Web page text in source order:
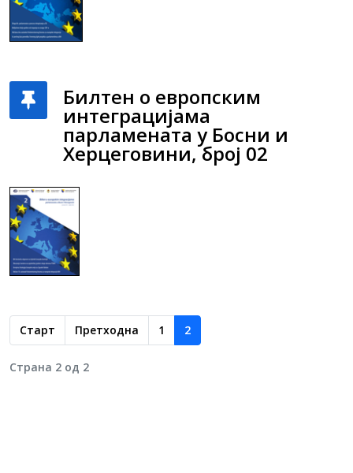
Билтен о европским
интеграцијама
парламената у Босни и
Херцеговини, број 02
Старт Претходна 1 2
Страна 2 од 2